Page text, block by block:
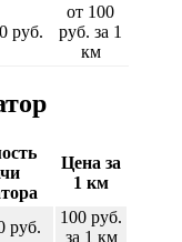
руб.
от 100
руб. за 1
км
Цена за
1 км
руб.
100 руб.
за 1 км